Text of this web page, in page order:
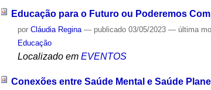
Educação para o Futuro ou Poderemos
porCláudia Regina — publicado 03/05/2023— última
Educação
Localizado em EVENTOS
Conexões entre Saúde Mental e Saúde